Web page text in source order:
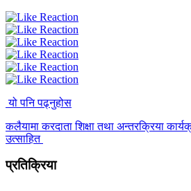
यो पनि पढ्नुहोस
कलैयामा करदाता शिक्षा तथा अन्तरक्रिया
उत्साहित
प्रतिक्रिया